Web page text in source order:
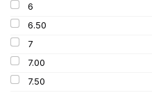
MITAS
Mondolfo ferro
PIRELLI
PROMETEON
SCHRADER
6
6.50
7
7.00
7.50